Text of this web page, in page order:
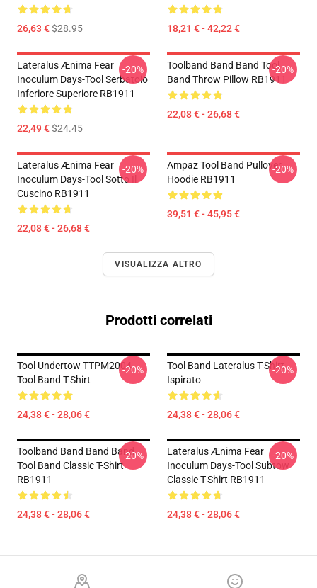
26,63 €$28.95 18,21 € - 42,22 €
Lateralus Ænima Fear
Inoculum Days-Tool Serbatoio
Inferiore Superiore RB1911
22,49 €$24.45
-20%
Toolband Band Band Tool
Band Throw Pillow RB1911
22,08 € - 26,68 €
-20%
Lateralus Ænima Fear
Inoculum Days-Tool Sotto Il
Cuscino RB1911
22,08 € - 26,68 €
-20%
Ampaz Tool Band Pullover
Hoodie RB1911
39,51 € - 45,95 €
-20%
VISUALIZZA ALTRO
Prodotti correlati
Tool Undertow TTPM2004
Tool Band T-Shirt
24,38 € - 28,06 €
-20%
Tool Band Lateralus T-Shirt
Ispirato
24,38 € - 28,06 €
-20%
Toolband Band Band Band
Tool Band Classic T-Shirt
RB1911
24,38 € - 28,06 €
-20%
Lateralus Ænima Fear
Inoculum Days-Tool Subtow
Classic T-Shirt RB1911
24,38 € - 28,06 €
-20%